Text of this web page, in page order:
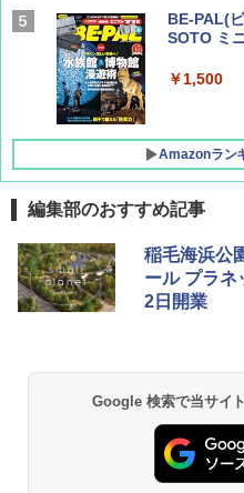
BE-PAL(
SOTO ミ
￥1,500
Amazonラン
D40 地球
力的な町
￥2,079
球の歩き
￥2,479
[キャンパ
プテント
ッとサン
ッシュ 簡
PYKES
ト プライ
人用 折り
ーチ ピク
BUNDOK(
-08EX カ
レーム テ
026リニュ
コンパク
￥2,980
編集部のおすすめ記事
稲毛海浜公
ール プラネ
2日開業
Google 検索で当サイ